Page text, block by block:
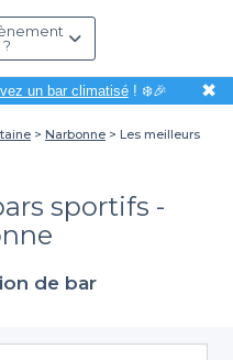
un bar climatisé! ❄️🎉 ✖
Narbonne
Les meilleurs
sportifs -
de bar